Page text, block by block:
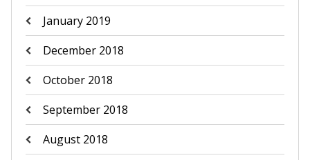
January 2019
December 2018
October 2018
September 2018
August 2018